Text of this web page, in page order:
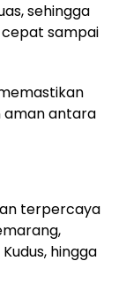
sehingga
sampai
aman antara
terpercaya
hingga